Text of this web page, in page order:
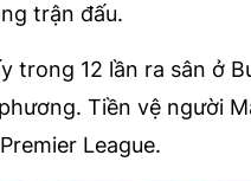
trận đấu.
trong 12 lần ra sân ở
Tiền vệ người
League.